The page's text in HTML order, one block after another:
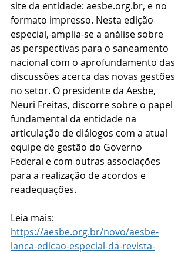
site da entidade: aesbe.org.br, e no
formato impresso. Nesta edição
especial, amplia-se a análise sobre
as perspectivas para o saneamento
nacional com o aprofundamento das
discussões acerca das novas gestões
no setor. O presidente da Aesbe,
Neuri Freitas, discorre sobre o papel
fundamental da entidade na
articulação de diálogos com a atual
equipe de gestão do Governo
Federal e com outras associações
para a realização de acordos e
readequações.
Leia mais:
https://aesbe.org.br/novo/aesbe-
lanca-edicao-especial-da-revista-